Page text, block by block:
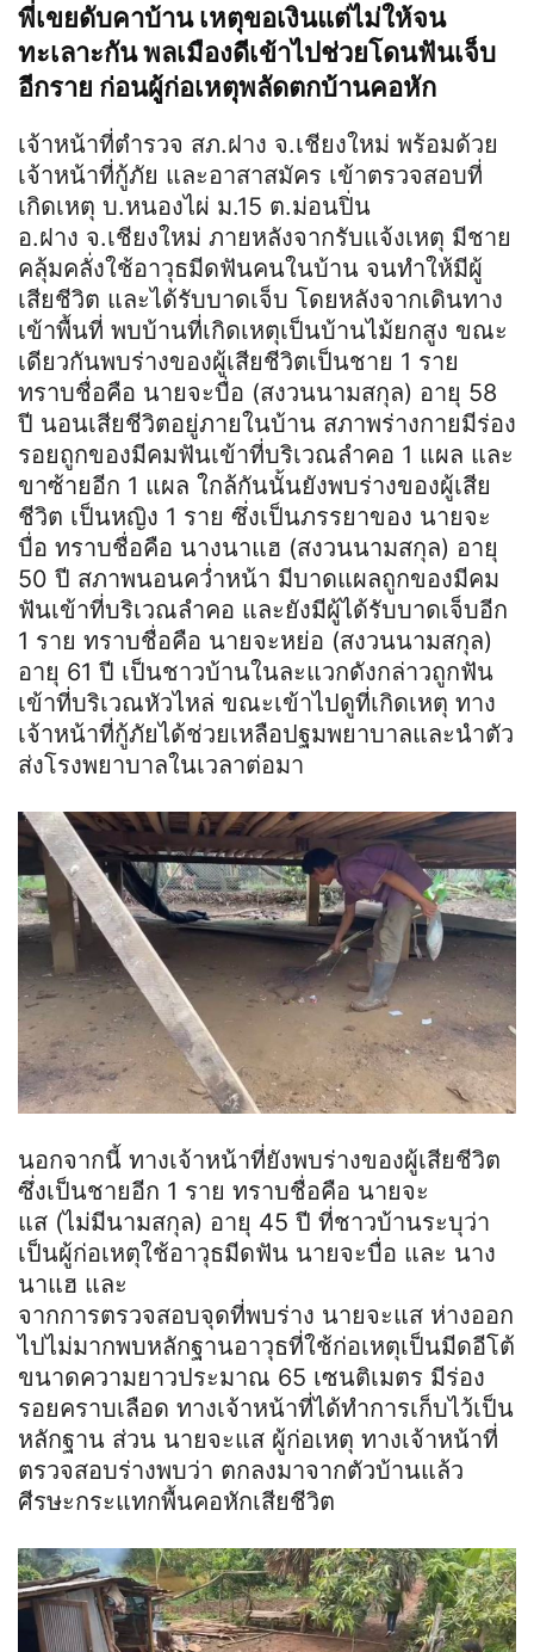
พี่เขยดับคาบ้าน เหตุขอเงินแต่ไม่ให้จน
ทะเลาะกัน พลเมืองดีเข้าไปช่วยโดนฟันเจ็บ
อีกราย ก่อนผู้ก่อเหตุพลัดตกบ้านคอหัก
เจ้าหน้าที่ตำรวจ สภ.ฝาง จ.เชียงใหม่ พร้อมด้วย
เจ้าหน้าที่กู้ภัย และอาสาสมัคร เข้าตรวจสอบที่
เกิดเหตุ บ.หนองไผ่ ม.15 ต.ม่อนปิ่น
อ.ฝาง จ.เชียงใหม่ ภายหลังจากรับแจ้งเหตุ มีชาย
คลุ้มคลั่งใช้อาวุธมีดฟันคนในบ้าน จนทำให้มีผู้
เสียชีวิต และได้รับบาดเจ็บ โดยหลังจากเดินทาง
เข้าพื้นที่ พบบ้านที่เกิดเหตุเป็นบ้านไม้ยกสูง ขณะ
เดียวกันพบร่างของผู้เสียชีวิตเป็นชาย 1 ราย
ทราบชื่อคือ นายจะบื่อ (สงวนนามสกุล) อายุ 58
ปี นอนเสียชีวิตอยู่ภายในบ้าน สภาพร่างกายมีร่อง
รอยถูกของมีคมฟันเข้าที่บริเวณลำคอ 1 แผล และ
ขาซ้ายอีก 1 แผล ใกล้กันนั้นยังพบร่างของผู้เสีย
ชีวิต เป็นหญิง 1 ราย ซึ่งเป็นภรรยาของ นายจะ
บื่อ ทราบชื่อคือ นางนาแฮ (สงวนนามสกุล) อายุ
50 ปี สภาพนอนคว่ำหน้า มีบาดแผลถูกของมีคม
ฟันเข้าที่บริเวณลำคอ และยังมีผู้ได้รับบาดเจ็บอีก
1 ราย ทราบชื่อคือ นายจะหย่อ (สงวนนามสกุล)
อายุ 61 ปี เป็นชาวบ้านในละแวกดังกล่าวถูกฟัน
เข้าที่บริเวณหัวไหล่ ขณะเข้าไปดูที่เกิดเหตุ ทาง
เจ้าหน้าที่กู้ภัยได้ช่วยเหลือปฐมพยาบาลและนำตัว
ส่งโรงพยาบาลในเวลาต่อมา
นอกจากนี้ ทางเจ้าหน้าที่ยังพบร่างของผู้เสียชีวิต
ซึ่งเป็นชายอีก 1 ราย ทราบชื่อคือ นายจะ
แส (ไม่มีนามสกุล) อายุ 45 ปี ที่ชาวบ้านระบุว่า
เป็นผู้ก่อเหตุใช้อาวุธมีดฟัน นายจะบื่อ และ นาง
นาแฮ และ
จากการตรวจสอบจุดที่พบร่าง นายจะแส ห่างออก
ไปไม่มากพบหลักฐานอาวุธที่ใช้ก่อเหตุเป็นมีดอีโต้
ขนาดความยาวประมาณ 65 เซนติเมตร มีร่อง
รอยคราบเลือด ทางเจ้าหน้าที่ได้ทำการเก็บไว้เป็น
หลักฐาน ส่วน นายจะแส ผู้ก่อเหตุ ทางเจ้าหน้าที่
ตรวจสอบร่างพบว่า ตกลงมาจากตัวบ้านแล้ว
ศีรษะกระแทกพื้นคอหักเสียชีวิต